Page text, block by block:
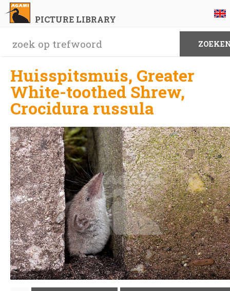
PICTURE LIBRARY
Huisspitsmuis, Greater
White-toothed Shrew,
Crocidura russula